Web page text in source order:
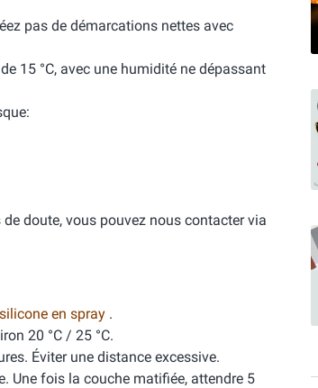
pas de démarcations nettes avec
15 °C, avec une humidité ne dépassant
doute, vous pouvez nous contacter via
en spray .
20 °C / 25 °C.
Éviter une distance excessive.
Une fois la couche matifiée, attendre 5